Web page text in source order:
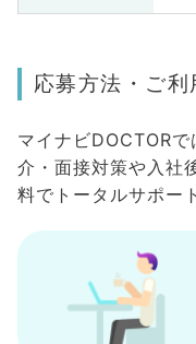
応募方法・ご利
マイナビDOCTOR
介・面接対策や入社
料でトータルサポー